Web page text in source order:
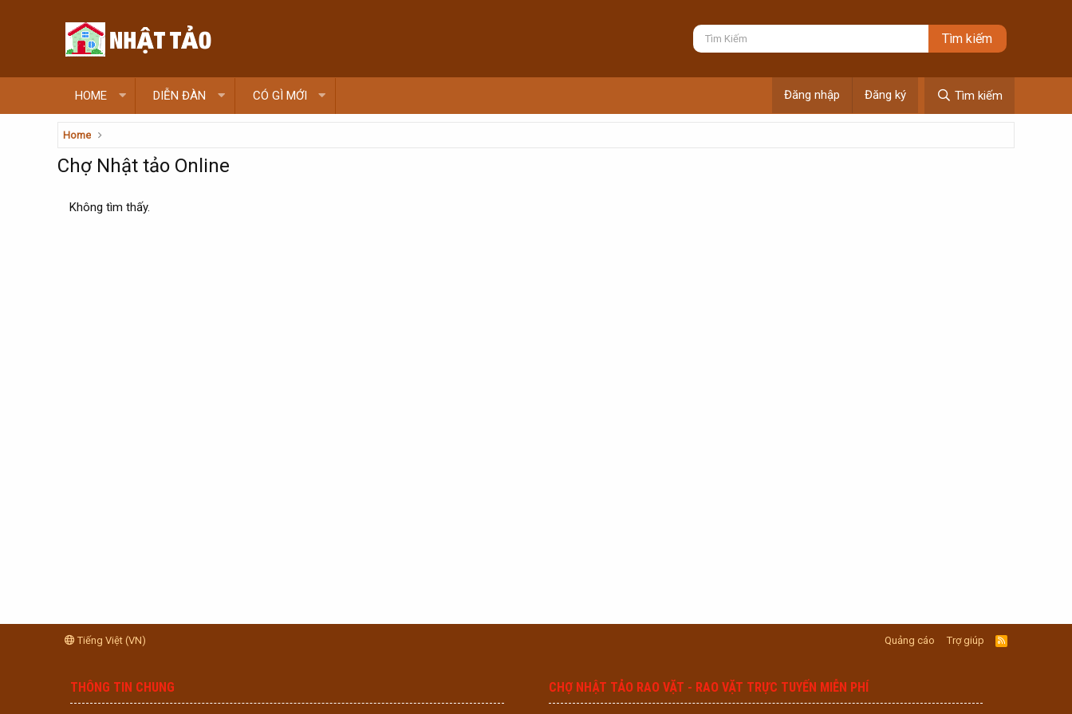
HOME DIỄN ĐÀN CÓ GÌ MỚI Đăng nhập Đăng ký Tìm kiếm
Home
Chợ Nhật tảo Online
Không tìm thấy.
Tiếng Việt (VN) Quảng cáo Trợ giúp
R
S
THÔNG TIN CHUNG CHỢ NHẬT TẢO RAO VẶT - RAO VẶT TRỰC TUYẾN MIỄN PHÍ